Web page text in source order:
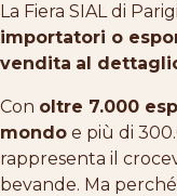
La Fiera SIAL di
importatori o
vendita al
Con oltre 7.000
mondo e più di
rappresenta il
bevande. Ma